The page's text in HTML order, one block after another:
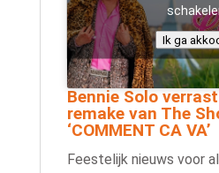
Ik ga
Bennie Solo
remake van The
‘COMMENT CA VA’
Feestelijk nieuws voor